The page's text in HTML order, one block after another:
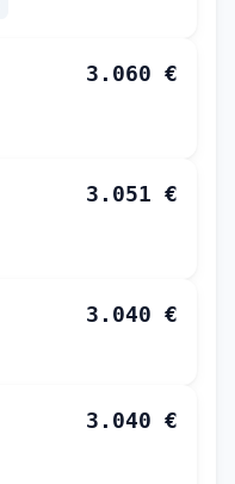
3.060 €
3.051 €
3.040 €
3.040 €